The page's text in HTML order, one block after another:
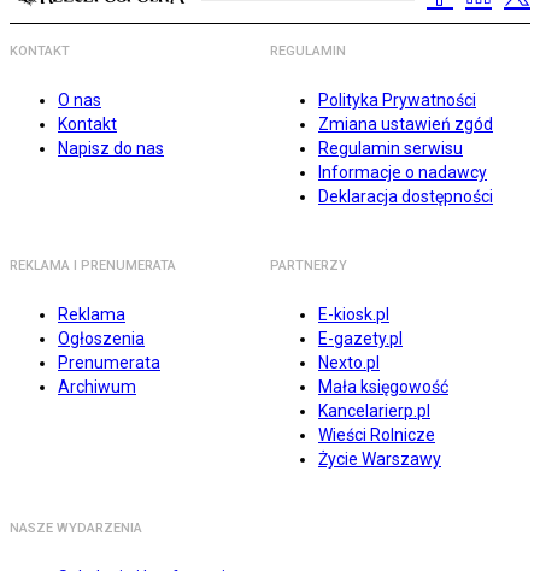
KONTAKT
O nas
Kontakt
Napisz do nas
REGULAMIN
Polityka Prywatności
Zmiana ustawień zgód
Regulamin serwisu
Informacje o nadawcy
Deklaracja dostępności
REKLAMA I PRENUMERATA
Reklama
Ogłoszenia
Prenumerata
Archiwum
PARTNERZY
E-kiosk.pl
E-gazety.pl
Nexto.pl
Mała księgowość
Kancelarierp.pl
Wieści Rolnicze
Życie Warszawy
NASZE WYDARZENIA